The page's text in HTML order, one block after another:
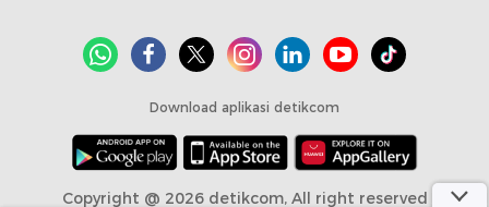
Download aplikasi detikcom
Copyright @ 2026 detikcom, All right reserved